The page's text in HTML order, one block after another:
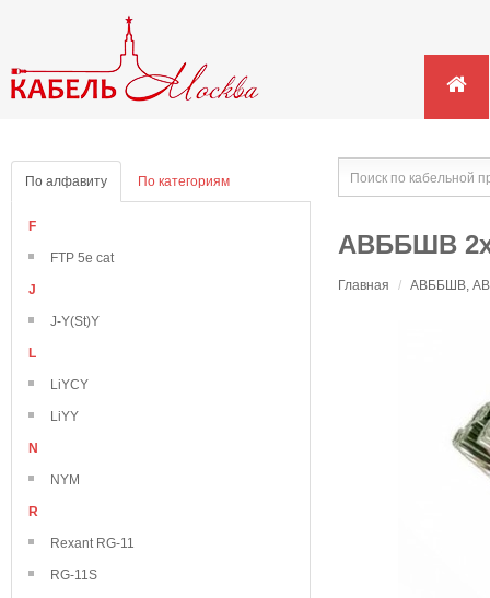
По алфавиту По категориям
F
FTP 5e cat
J
J-Y(St)Y
L
LiYCY
LiYY
N
NYM
R
Rexant RG-11
RG-11S
АВББШВ
Главная / АВББШВ,